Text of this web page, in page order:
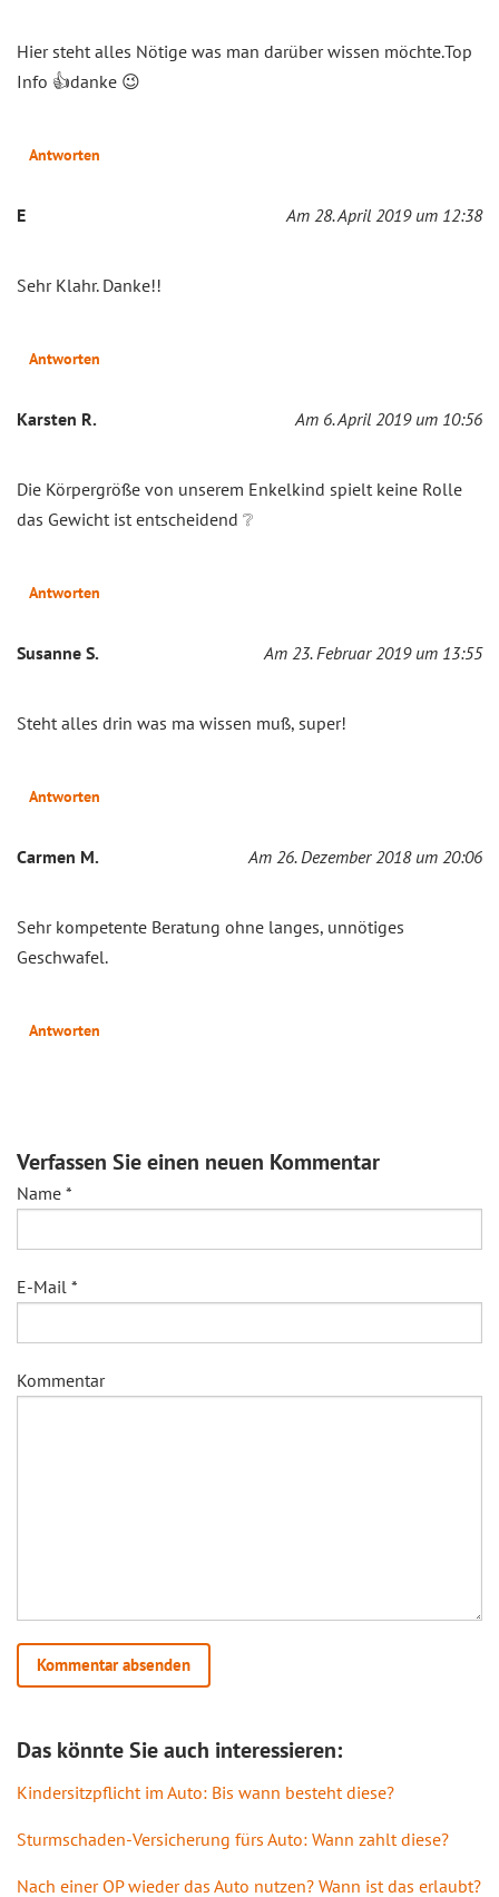
Hier steht alles Nötige was man darüber wissen möchte.Top
Info 👍danke 😉
Antworten
E Am 28. April 2019 um 12:38
Sehr Klahr. Danke!!
Antworten
Karsten R. Am 6. April 2019 um 10:56
Die Körpergröße von unserem Enkelkind spielt keine Rolle
das Gewicht ist entscheidend ❔
Antworten
Susanne S. Am 23. Februar 2019 um 13:55
Steht alles drin was ma wissen muß, super!
Antworten
Carmen M. Am 26. Dezember 2018 um 20:06
Sehr kompetente Beratung ohne langes, unnötiges
Geschwafel.
Antworten
Verfassen Sie einen neuen Kommentar
Name *
E-Mail *
Kommentar
Das könnte Sie auch interessieren:
Kindersitzpflicht im Auto: Bis wann besteht diese?
Sturmschaden-Versicherung fürs Auto: Wann zahlt diese?
Nach einer OP wieder das Auto nutzen? Wann ist das erlaubt?